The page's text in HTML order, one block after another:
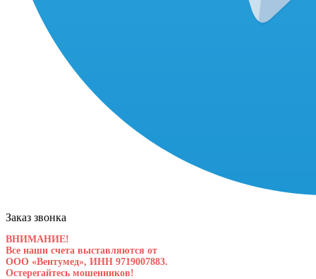
Заказ звонка
ВНИМАНИЕ!
Все наши счета выставляются от
ООО «Вентумед», ИНН 9719007883.
Остерегайтесь мошенников!